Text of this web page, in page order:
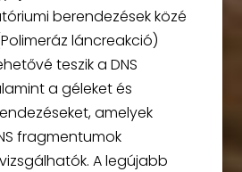
berendezések közé
láncreakció)
teszik a DNS
a géleket és
amelyek
fragmentumok
A legújabb